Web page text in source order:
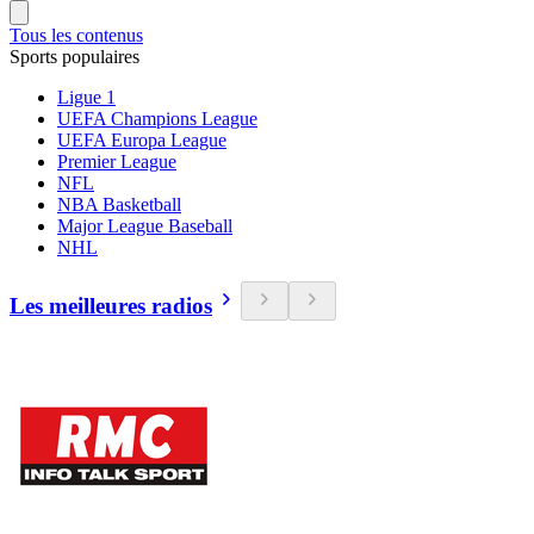
Tous les contenus
Sports populaires
Ligue 1
UEFA Champions League
UEFA Europa League
Premier League
NFL
NBA Basketball
Major League Baseball
NHL
Les meilleures radios